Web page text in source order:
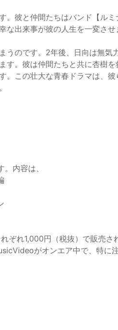
。彼と仲間たちはバンド【ルミ
出来事が彼の人生を一変させ
のです。2年後、日向は無気
す。彼は仲間たちと共に杏樹
。この壮大な青春ドラマは、
内容は、
ぞれ1,000円（税抜）で販売さ
がオンエア中で、特に